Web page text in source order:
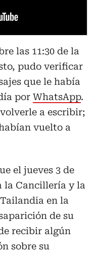
las 11:30 de la
pudo verificar
que le había
por WhatsApp.
a escribir;
vuelto a
el jueves 3 de
la Cancillería y la
en la
de su
recibir algún
sobre su